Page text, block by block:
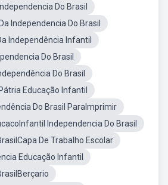
Do Brasil
Independencia Do Brasil
Independência Infantil
Do Brasil
Do Brasil
Educação Infantil
Do Brasil ParaImprimir
Independencia Do Brasil
De Trabalho Escolar
Educação Infantil